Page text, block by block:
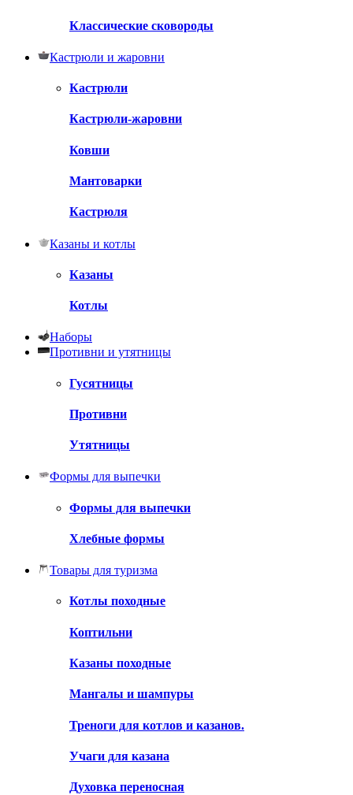
Классические сковороды
Кастрюли и жаровни
Кастрюли
Кастрюли-жаровни
Ковши
Мантоварки
Кастрюля
Казаны и котлы
Казаны
Котлы
Наборы
Противни и утятницы
Гусятницы
Противни
Утятницы
Формы для выпечки
Формы для выпечки
Хлебные формы
Товары для туризма
Котлы походные
Коптильни
Казаны походные
Мангалы и шампуры
Треноги для котлов и казанов.
Учаги для казана
Духовка переносная